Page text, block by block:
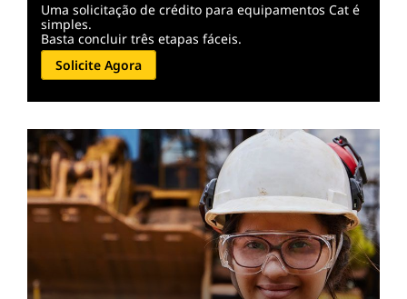
Uma solicitação de crédito para equipamentos Cat é
simples.
Basta concluir três etapas fáceis.
Solicite Agora